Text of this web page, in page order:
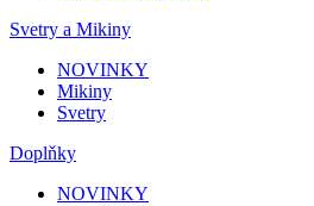
Svetry a Mikiny
NOVINKY
Mikiny
Svetry
Doplňky
NOVINKY